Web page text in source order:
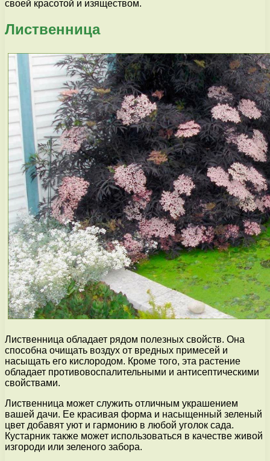
своей красотой и изяществом.
Лиственница
Лиственница обладает рядом полезных свойств. Она
способна очищать воздух от вредных примесей и
насыщать его кислородом. Кроме того, эта растение
обладает противовоспалительными и антисептическими
свойствами.
Лиственница может служить отличным украшением
вашей дачи. Ее красивая форма и насыщенный зеленый
цвет добавят уют и гармонию в любой уголок сада.
Кустарник также может использоваться в качестве живой
изгороди или зеленого забора.